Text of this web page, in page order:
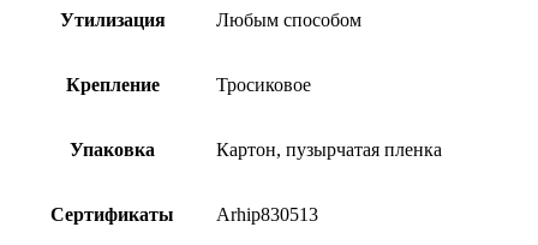
Утилизация Любым способом
Крепление Тросиковое
Упаковка Картон, пузырчатая пленка
Сертификаты Arhip830513